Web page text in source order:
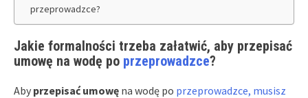
przeprowadzce?
Jakie formalności trzeba załatwić, aby przepisać
umowę na wodę po przeprowadzce?
Aby przepisać umowę na wodę po przeprowadzce, musisz